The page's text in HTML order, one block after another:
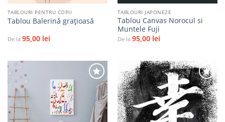
TABLOURI PENTRU COPII
Tablou Balerină grațioasă
De la 95,00 lei
TABLOURI JAPONEZE
Tablou Canvas Norocul si
Muntele Fuji
De la 95,00 lei
Adaugă
la
favorite
Adaugă
la
favorite